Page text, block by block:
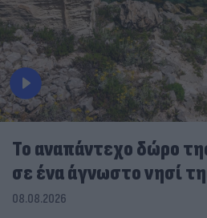
To αναπάντεχο δώρο
σε ένα άγνωστο νησί
08.08.2026